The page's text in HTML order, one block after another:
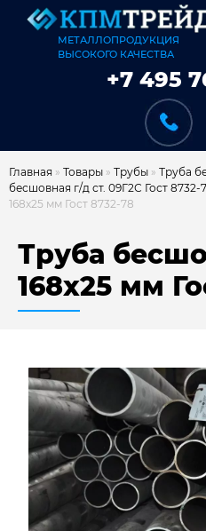
МЕТАЛЛОПРОДУКЦИЯ
ВЫСОКОГО КАЧЕСТВА
+7 495
ДОСТАВКА И ОПЛАТА
НАШИ ОБЪЕКТЫ
ОТЗЫВЫ
О НАС
Главная » Товары » Трубы » Труба
бесшовная г/д ст. 09Г2С Гост 8732-
168х25 мм Гост 8732-78
Труба
168х25 мм